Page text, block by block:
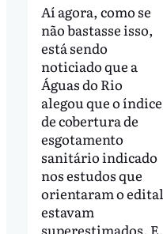
Aí agora, como se
não bastasse isso,
está sendo
noticiado que a
Águas do Rio
alegou que o índice
de cobertura de
esgotamento
sanitário indicado
nos estudos que
orientaram o edital
estavam
superestimados. E,